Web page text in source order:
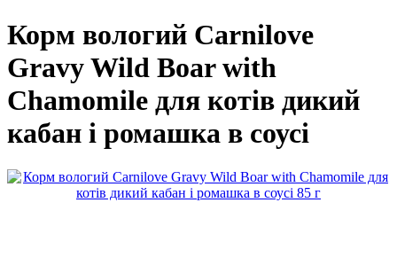
Корм вологий Carnilove
Gravy Wild Boar with
Chamomile для котів дикий
кабан і ромашка в соусі